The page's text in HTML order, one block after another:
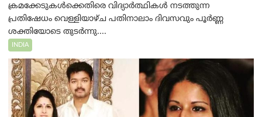
ക്രമക്കേടുകൾക്കെതിരെ വിദ്യാർത്ഥികൾ നടത്തുന്ന
പ്രതിഷേധം വെള്ളിയാഴ്ച പതിനാലാം ദിവസവും പൂർണ്ണ
ശക്തിയോടെ തുടർന്നു....
INDIA